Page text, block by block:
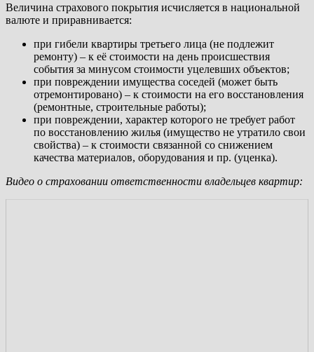
Величина страхового покрытия исчисляется в национальной
валюте и приравнивается:
при гибели квартиры третьего лица (не подлежит
ремонту) – к её стоимости на день происшествия
события за минусом стоимости уцелевших объектов;
при повреждении имущества соседей (может быть
отремонтировано) – к стоимости на его восстановления
(ремонтные, строительные работы);
при повреждении, характер которого не требует работ
по восстановлению жилья (имущество не утратило свои
свойства) – к стоимости связанной со снижением
качества материалов, оборудования и пр. (уценка).
Видео о страховании ответственности владельцев квартир: